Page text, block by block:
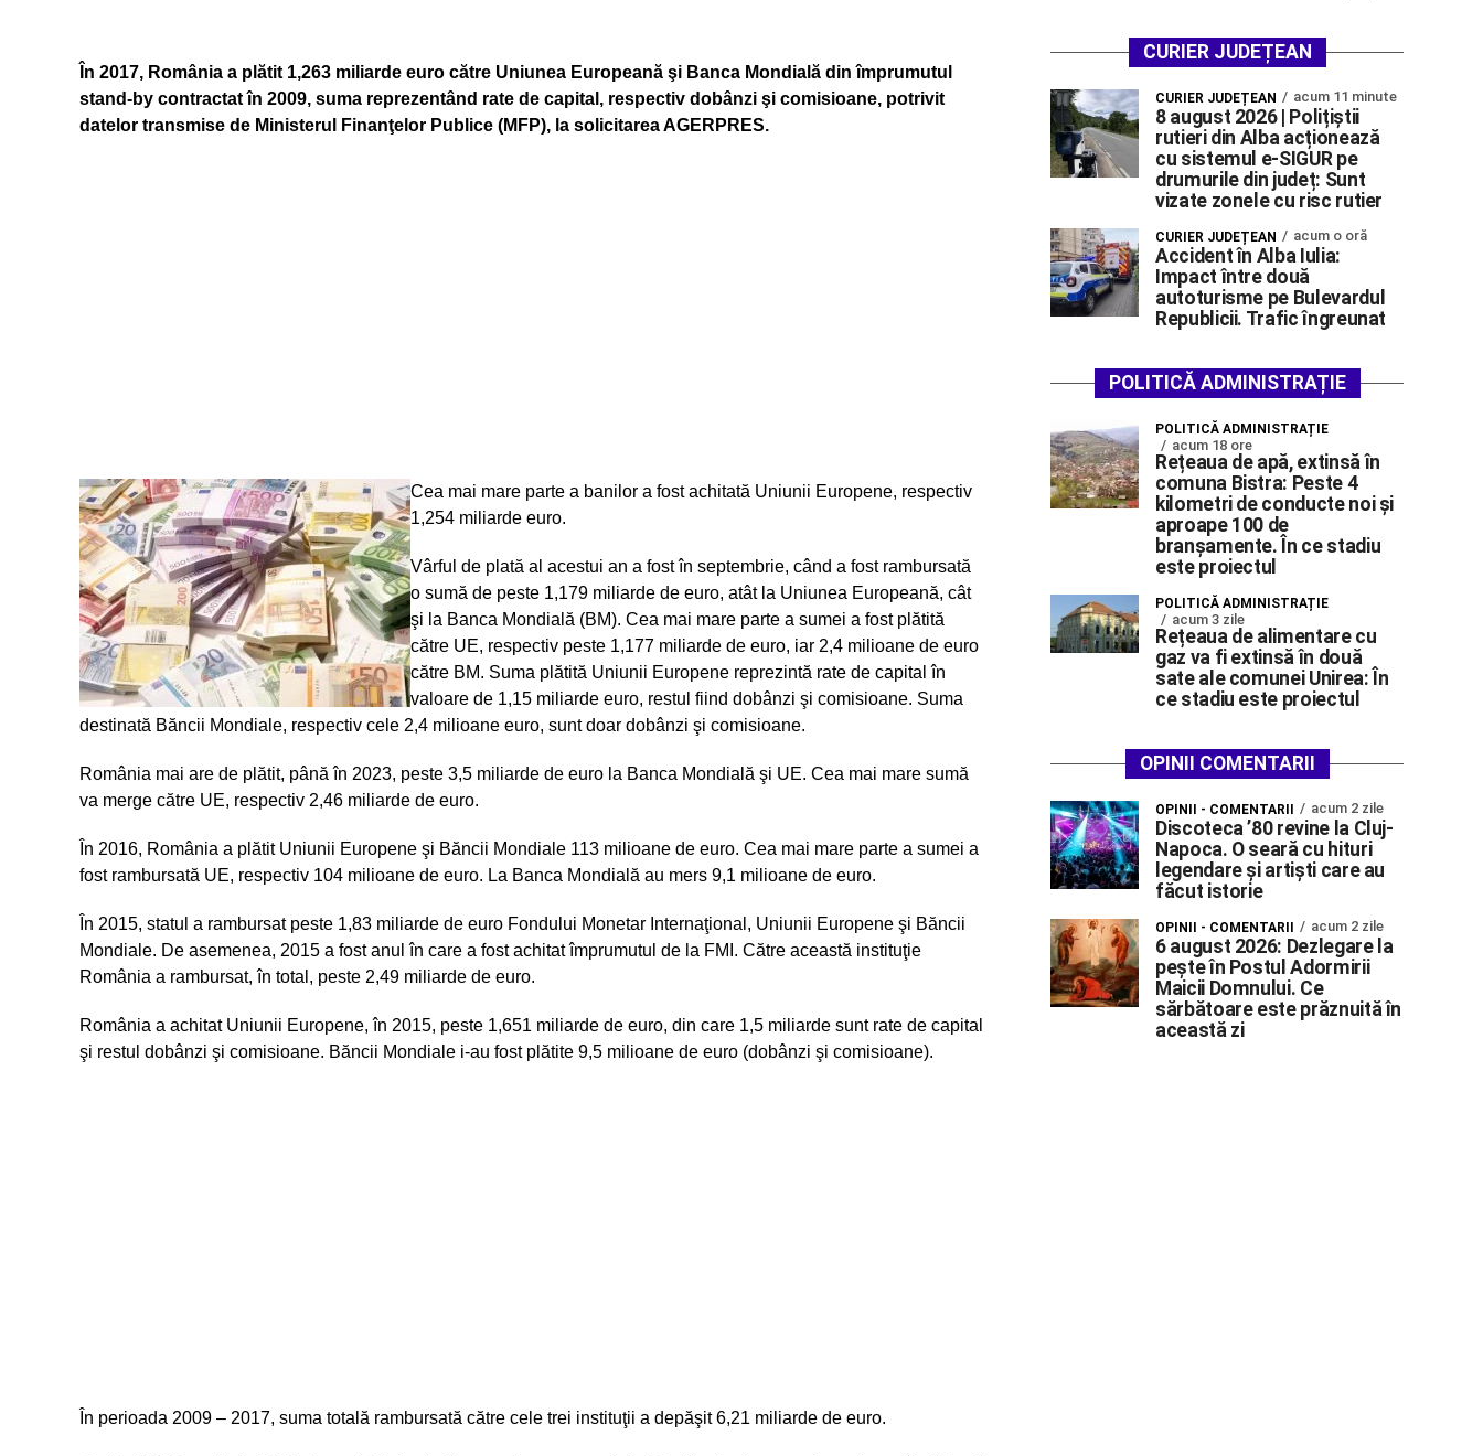
În 2017, România a plătit 1,263 miliarde euro către Uniunea Europeană şi Banca Mondială din împrumutul
stand-by contractat în 2009, suma reprezentând rate de capital, respectiv dobânzi şi comisioane, potrivit
datelor transmise de Ministerul Finanţelor Publice (MFP), la solicitarea AGERPRES.
Cea mai mare parte a banilor a fost achitată Uniunii Europene, respectiv
1,254 miliarde euro.
Vârful de plată al acestui an a fost în septembrie, când a fost rambursată
o sumă de peste 1,179 miliarde de euro, atât la Uniunea Europeană, cât
şi la Banca Mondială (BM). Cea mai mare parte a sumei a fost plătită
către UE, respectiv peste 1,177 miliarde de euro, iar 2,4 milioane de euro
către BM. Suma plătită Uniunii Europene reprezintă rate de capital în
valoare de 1,15 miliarde euro, restul fiind dobânzi şi comisioane. Suma
destinată Băncii Mondiale, respectiv cele 2,4 milioane euro, sunt doar dobânzi şi comisioane.
România mai are de plătit, până în 2023, peste 3,5 miliarde de euro la Banca Mondială şi UE. Cea mai mare sumă
va merge către UE, respectiv 2,46 miliarde de euro.
În 2016, România a plătit Uniunii Europene şi Băncii Mondiale 113 milioane de euro. Cea mai mare parte a sumei a
fost rambursată UE, respectiv 104 milioane de euro. La Banca Mondială au mers 9,1 milioane de euro.
În 2015, statul a rambursat peste 1,83 miliarde de euro Fondului Monetar Internaţional, Uniunii Europene şi Băncii
Mondiale. De asemenea, 2015 a fost anul în care a fost achitat împrumutul de la FMI. Către această instituţie
România a rambursat, în total, peste 2,49 miliarde de euro.
România a achitat Uniunii Europene, în 2015, peste 1,651 miliarde de euro, din care 1,5 miliarde sunt rate de capital
şi restul dobânzi şi comisioane. Băncii Mondiale i-au fost plătite 9,5 milioane de euro (dobânzi şi comisioane).
În perioada 2009 – 2017, suma totală rambursată către cele trei instituţii a depăşit 6,21 miliarde de euro.
CURIER JUDEȚEAN
CURIER JUDEȚEAN acum 11 minute
8 august 2026 | Polițiștii
rutieri din Alba acționează
cu sistemul e-SIGUR pe
drumurile din județ: Sunt
vizate zonele cu risc rutier
CURIER JUDEȚEAN acum o oră
Accident în Alba Iulia:
Impact între două
autoturisme pe Bulevardul
Republicii. Trafic îngreunat
POLITICĂ ADMINISTRAȚIE
POLITICĂ ADMINISTRAȚIE
acum 18 ore
Rețeaua de apă, extinsă în
comuna Bistra: Peste 4
kilometri de conducte noi și
aproape 100 de
branșamente. În ce stadiu
este proiectul
POLITICĂ ADMINISTRAȚIE
acum 3 zile
Rețeaua de alimentare cu
gaz va fi extinsă în două
sate ale comunei Unirea: În
ce stadiu este proiectul
OPINII COMENTARII
OPINII - COMENTARII acum 2 zile
Discoteca ’80 revine la Cluj-
Napoca. O seară cu hituri
legendare și artiști care au
făcut istorie
OPINII - COMENTARII acum 2 zile
6 august 2026: Dezlegare la
pește în Postul Adormirii
Maicii Domnului. Ce
sărbătoare este prăznuită în
această zi